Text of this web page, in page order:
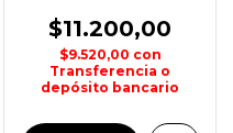
$11.200,00
$9.520,00 con
Transferencia o
depósito bancario